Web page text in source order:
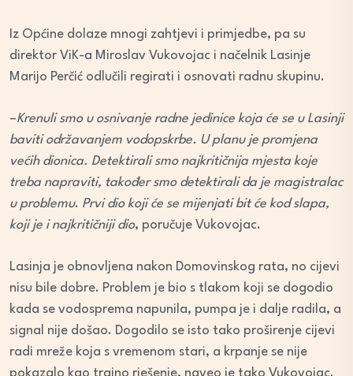
Iz Općine dolaze mnogi zahtjevi i primjedbe, pa su
direktor ViK-a Miroslav Vukovojac i načelnik Lasinje
Marijo Perčić odlučili regirati i osnovati radnu skupinu.
–Krenuli smo u osnivanje radne jedinice koja će se u Lasinji
baviti održavanjem vodopskrbe. U planu je promjena
većih dionica. Detektirali smo najkritičnija mjesta koje
treba napraviti, također smo detektirali da je magistralac
u problemu. Prvi dio koji će se mijenjati bit će kod slapa,
koji je i najkritičniji dio, poručuje Vukovojac.
Lasinja je obnovljena nakon Domovinskog rata, no cijevi
nisu bile dobre. Problem je bio s tlakom koji se dogodio
kada se vodosprema napunila, pumpa je i dalje radila, a
signal nije došao. Dogodilo se isto tako proširenje cijevi
radi mreže koja s vremenom stari, a krpanje se nije
pokazalo kao trajno rješenje, naveo je tako Vukovojac.